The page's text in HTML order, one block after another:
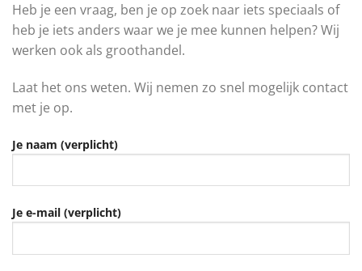
Heb je een vraag, ben je op zoek naar iets speciaals of
heb je iets anders waar we je mee kunnen helpen? Wij
werken ook als groothandel.
Laat het ons weten. Wij nemen zo snel mogelijk contact
met je op.
Je naam (verplicht)
Je e-mail (verplicht)